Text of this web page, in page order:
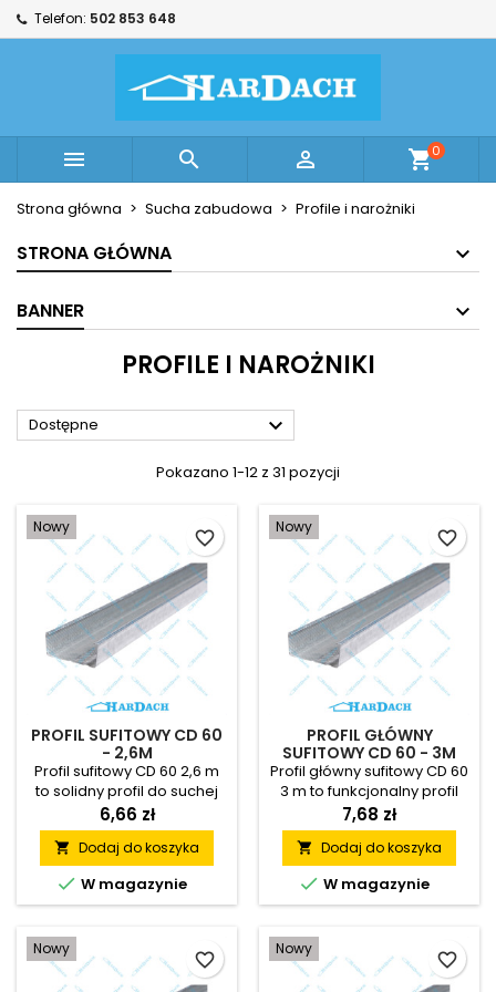
Telefon: 502 853 648
   shopping_cart0
Strona główna Sucha zabudowa Profile i narożniki
STRONA GŁÓWNA
BANNER
PROFILE I NAROŻNIKI
Dostępne 
Pokazano 1-12 z 31 pozycji
Nowy
PROFIL SUFITOWY CD 60
- 2,6M
Profil sufitowy CD 60 2,6 m
to solidny profil do suchej
zabudowy przeznaczony
do wykonywania trwałych
konstrukcji sufitów
podwieszanych i zabudów
z płyt GK. Wykonanie ze stali
ocynkowanej, łatwy montaż
zastosowanie sprawiają, że
jest to praktyczny wybór do
6,66 zł
 Dodaj do koszyka
 W magazynie
favorite_border
Nowy
PROFIL GŁÓWNY
SUFITOWY CD 60 - 3M
Profil główny sufitowy CD 60
3 m to funkcjonalny profil
do suchej zabudowy CD 60,
który pozwala tworzyć
stabilne konstrukcje sufitów
podwieszanych oraz
zabudów z płyt gipsowo-
kartonowych. Dzięki
zastosowaniu i trwałej
7,68 zł
 Dodaj do koszyka
 W magazynie
favorite_border
Nowy
favorite_border
Nowy
favorite_border
Moje listy życzeń ×
Utwórz nową listę
((modalTitle)) ×
((confirmMessage))
((cancelText)) ((modalDeleteText))
Utwórz listę życzeń ×
Anuluj Utwórz listę życzeń
Zaloguj się ×
Musisz być zalogowany by zapisać produkty na
swojej liście życzeń.